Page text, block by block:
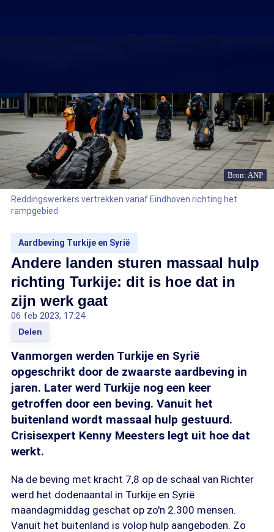
Bron: ANP
Reddingswerkers vertrekken vanaf Eindhoven richting het
rampgebied
Aardbeving Turkije en Syrië
Andere landen sturen massaal hulp
richting Turkije: dit is hoe dat in
zijn werk gaat
06 feb 2023, 17:24
Delen
Vanmorgen werden Turkije en Syrië
opgeschrikt door de zwaarste aardbeving in
jaren. Later werd Turkije nog een keer
getroffen door een beving. Vanuit het
buitenland wordt massaal hulp gestuurd.
Crisisexpert Kenny Meesters legt uit hoe dat
werkt.
Na de beving met kracht 7,8 op de schaal van Richter
werd het dodenaantal in Turkije en Syrië
maandagmiddag geschat op zo'n 2.300 mensen.
Vanuit het buitenland is volop hulp aangeboden. Zo